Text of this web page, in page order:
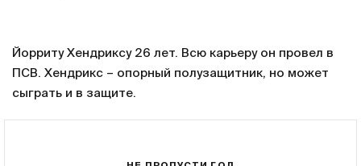
Йорриту Хендриксу 26 лет. Всю карьеру он провел в
ПСВ. Хендрикс – опорный полузащитник, но может
сыграть и в защите.